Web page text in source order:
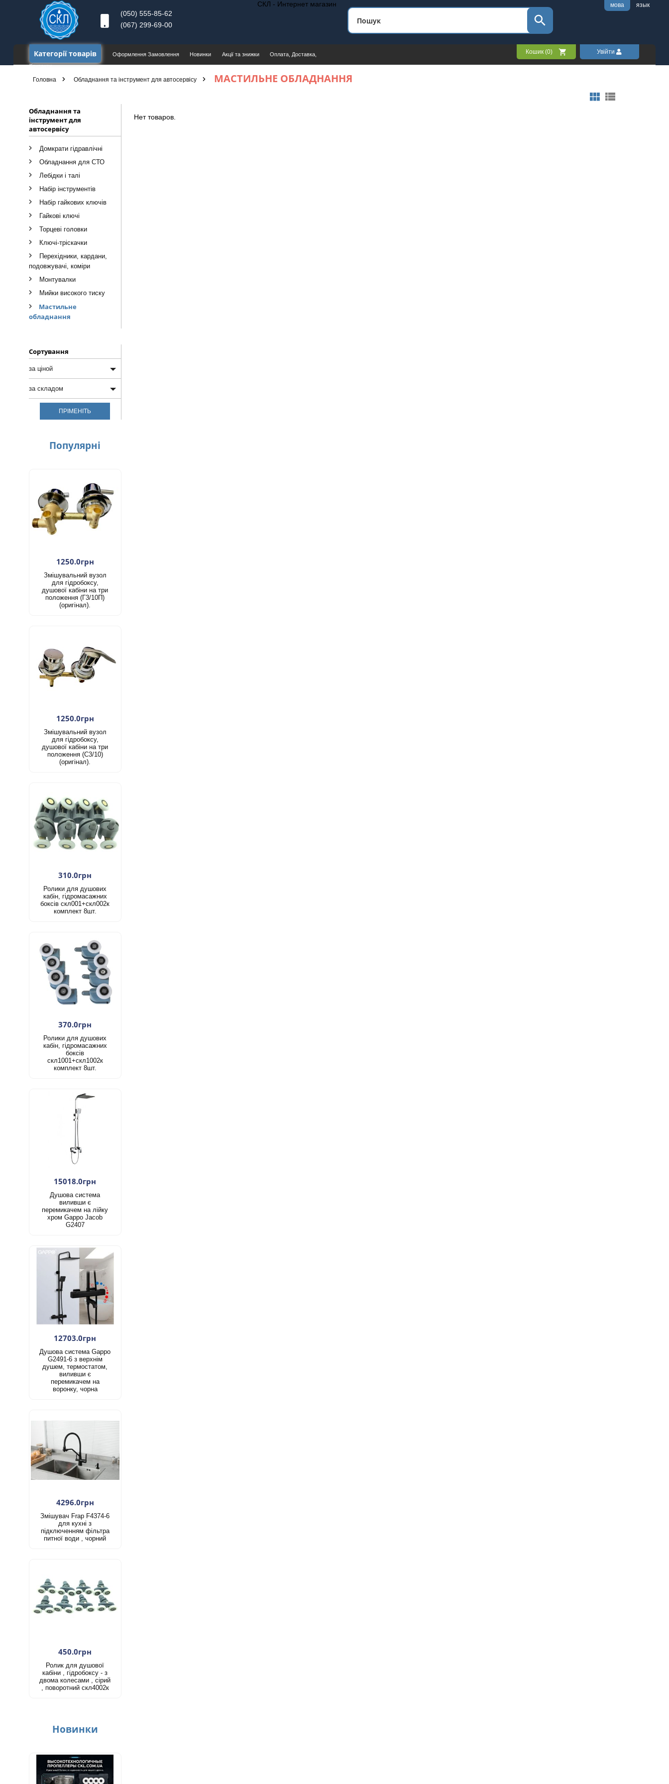
(050) 555-85-62
(067) 299-69-00
СКЛ - Интернет магазин мова язык
Категорії товарів Оформлення Замовлення Новинки Акції та знижки
Оплата, Доставка,
Контакти
Кошик (0) Увійти
Головна Обладнання та інструмент для автосервісу МАСТИЛЬНЕ ОБЛАДНАННЯ
Обладнання та
інструмент для
автосервісу
Домкрати гідравлічні
Обладнання для СТО
Лебідки і талі
Набір інструментів
Набір гайкових ключів
Гайкові ключі
Торцеві головки
Ключі-тріскачки
Перехідники, кардани,
подовжувачі, коміри
Монтувалки
Мийки високого тиску
Мастильне
обладнання
Сортування
за ціной
за ціной
від дешевих к
дорожчим
за складом
ПРІМЕНІТЬ
Популярнi
1250.0грн
Змішувальний вузол
для гідробоксу,
душової кабіни на три
положення (Г3/10П)
(оригінал).
1250.0грн
Змішувальний вузол
для гідробоксу,
душової кабіни на три
положення (С3/10)
(оригінал).
310.0грн
Ролики для душових
кабін, гідромасажних
боксів скл001+скл002к
комплект 8шт.
370.0грн
Ролики для душових
кабін, гідромасажних
боксів
скл1001+скл1002к
комплект 8шт.
15018.0грн
Душова система
виливши є
перемикачем на лійку
хром Gappo Jacob
G2407
12703.0грн
Душова система Gappo
G2491-6 з верхнім
душем, термостатом,
виливши є
перемикачем на
воронку, чорна
4296.0грн
Змішувач Frap F4374-6
для кухні з
підключенням фільтра
питної води , чорний
450.0грн
Ролик для душової
кабіни , гідробоксу - з
двома колесами , сірий
, поворотний скл4002к
Новинки
Нет товаров.